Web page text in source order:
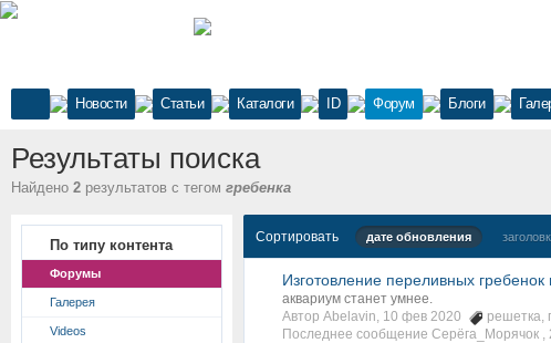
Новости Статьи Каталоги ID Форум Блоги
Результаты поиска
Найдено 2 результатов с тегом гребенка
По типу контента
Форумы
Галерея
Videos
Сортировать дате обновления
Изготовление переливных
аквариум станет умнее.
Автор Abelavin, 10 фев 2020
решетка,
Последнее сообщение Серёга_Морячок ,